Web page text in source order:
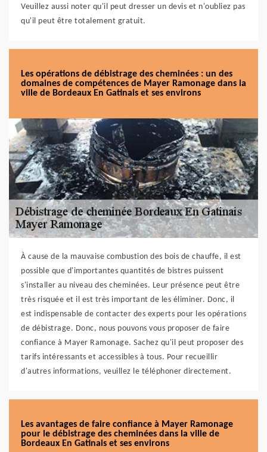
Veuillez aussi noter qu'il peut dresser un devis et n'oubliez pas
qu'il peut être totalement gratuit.
Les opérations de débistrage des cheminées : un des
domaines de compétences de Mayer Ramonage dans la
ville de Bordeaux En Gatinais et ses environs
À cause de la mauvaise combustion des bois de chauffe, il est
possible que d'importantes quantités de bistres puissent
s'installer au niveau des cheminées. Leur présence peut être
très risquée et il est très important de les éliminer. Donc, il
est indispensable de contacter des experts pour les opérations
de débistrage. Donc, nous pouvons vous proposer de faire
confiance à Mayer Ramonage. Sachez qu'il peut proposer des
tarifs intéressants et accessibles à tous. Pour recueillir
d'autres informations, veuillez le téléphoner directement.
Les avantages de faire confiance à Mayer Ramonage
pour le débistrage des cheminées dans la ville de
Bordeaux En Gatinais et ses environs